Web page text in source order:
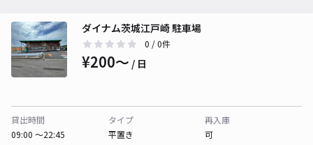
ダイナム茨城江戸崎 駐車場
0 / 0件
¥200〜 / 日
貸出時間
09:00 〜22:45
タイプ
平置き
再入庫
可